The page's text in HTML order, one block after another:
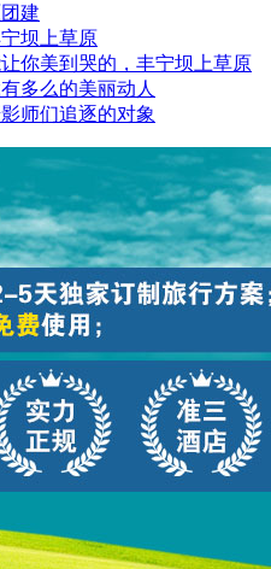
建
坝上草原
你美到哭的，丰宁坝上草原
多么的美丽动人
师们追逐的对象